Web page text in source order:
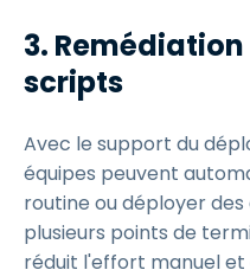
3.
scripts
Avec le support du
équipes peuvent
routine ou déployer
plusieurs points de
réduit l'effort manuel